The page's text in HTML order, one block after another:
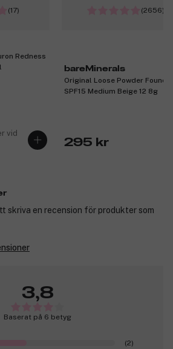
(17)
Redness
vid
(2656)
bareMinerals
Original Loose Powder
SPF15 Medium Beige 12 8g
295 kr
skriva en recension för produkter som
3,8
Baserat på 6 betyg
(2)